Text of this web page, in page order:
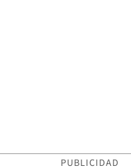
PUBLICIDAD